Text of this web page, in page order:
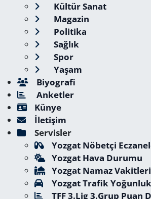
Kültür Sanat
Magazin
Politika
Sağlık
Spor
Yaşam
Biyografi
Anketler
Künye
İletişim
Servisler
Yozgat Nöbetçi
Yozgat Hava Durumu
Yozgat Namaz Vakitleri
Yozgat Trafik
TFF 3.Lig 3.Grup Puan